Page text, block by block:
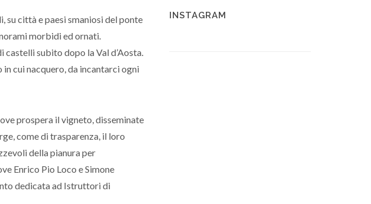
su città e paesi smaniosi del ponte
morbidi ed ornati.
subito dopo la Val d’Aosta.
cui nacquero, da incantarci ogni
prospera il vigneto, disseminate
come di trasparenza, il loro
della pianura per
Enrico Pio Loco e Simone
dedicata ad Istruttori di
INSTAGRAM